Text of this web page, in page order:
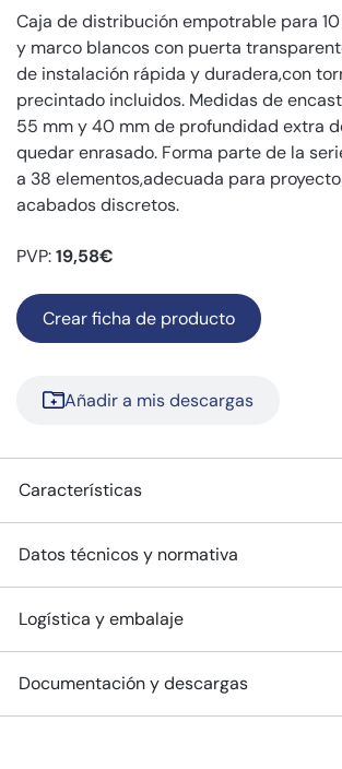
Caja de distribución empotrable para
y marco blancos con puerta
de instalación rápida y duradera,con
precintado incluidos. Medidas de
55 mm y 40 mm de profundidad extra
quedar enrasado. Forma parte de la
a 38 elementos,adecuada para
acabados discretos.
PVP:19,58€
Crear ficha de producto
Añadir a mis descargas
Características
Datos técnicos y normativa
Logística y embalaje
Documentación y descargas